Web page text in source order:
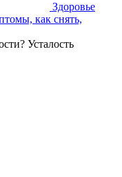
Здоровье
как снять,
Усталость